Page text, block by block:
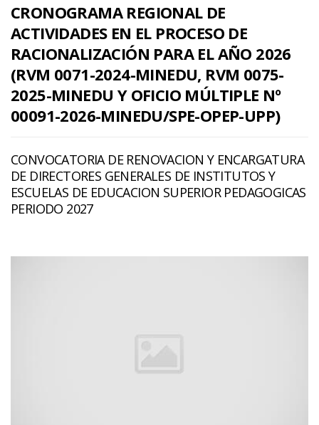
CRONOGRAMA REGIONAL DE
ACTIVIDADES EN EL PROCESO DE
RACIONALIZACIÓN PARA EL AÑO 2026
(RVM 0071-2024-MINEDU, RVM 0075-
2025-MINEDU Y OFICIO MÚLTIPLE Nº
00091-2026-MINEDU/SPE-OPEP-UPP)
CONVOCATORIA DE RENOVACION Y ENCARGATURA
DE DIRECTORES GENERALES DE INSTITUTOS Y
ESCUELAS DE EDUCACION SUPERIOR PEDAGOGICAS
PERIODO 2027